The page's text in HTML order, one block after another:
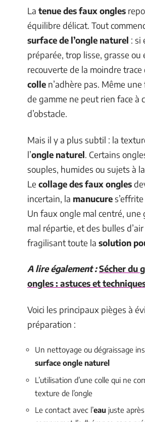
La tenue des faux ongles
équilibre délicat. Tout
surface de l’ongle naturel : si
préparée, trop lisse, grasse ou
recouverte de la moindre trace
colle n’adhère pas. Même
de gamme ne peut rien face à
d’obstacle.
Mais il y a plus subtil : la
l’ongle naturel. Certains
souples, humides ou sujets à
Le collage des faux ongles
incertain, la manucure
Un faux ongle mal centré, une
mal répartie, et des bulles
fragilisant toute la solution
A lire également :Sécher du
ongles : astuces et
Voici les principaux pièges à
préparation :
Un nettoyage ou dégraissage
surface ongle naturel
L’utilisation d’une colle qui ne
texture de l’ongle
Le contact avec l’eau juste